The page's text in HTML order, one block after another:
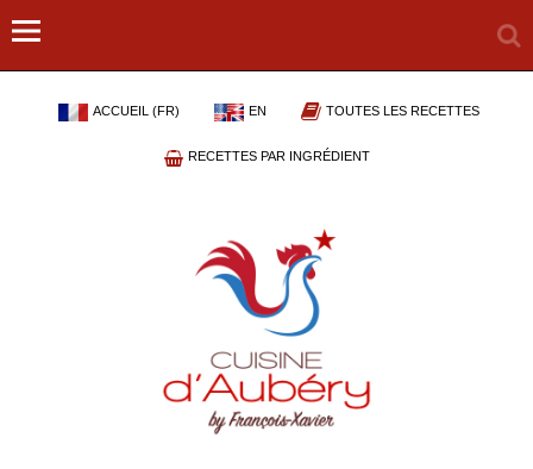
ACCUEIL (FR) EN TOUTES LES RECETTES
RECETTES PAR INGRÉDIENT